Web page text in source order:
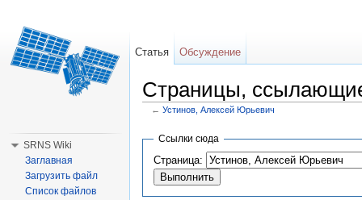
Страницы,
← Устинов, Алексей Юрьевич
Ссылки сюда
Страница:
Статья Обсуждение
SRNS Wiki
Заглавная
Загрузить файл
Список файлов